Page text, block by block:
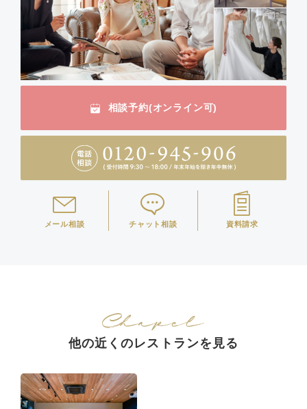
相談予約(オンライン可)
メール相談 チャット相談 資料請求
他の近くのレストランを見る